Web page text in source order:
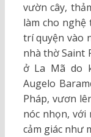
vườn cây,
làm cho
trí quyện vào
nhà thờ Saint
ở La Mã do
Augelo
Pháp, vươn
nóc nhọn, với
cảm giác như